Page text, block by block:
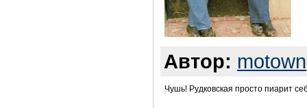
Автор: motown
Чушь! Рудковская просто пиарит